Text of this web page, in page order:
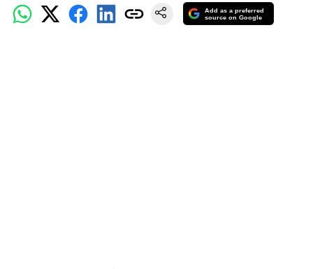
Add as a preferred
source on Google